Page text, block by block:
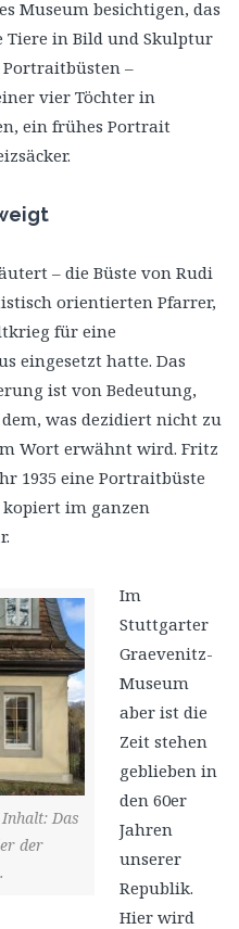
Museum besichtigen, das
Tiere in Bild und Skulptur
–
vier Töchter in
ein frühes Portrait
– die Büste von Rudi
orientierten Pfarrer,
für eine
eingesetzt hatte. Das
ist von Bedeutung,
was dezidiert nicht zu
Wort erwähnt wird. Fritz
1935 eine Portraitbüste
im ganzen
Das
der
Im
Stuttgarter
Graevenitz-
Museum
aber ist die
Zeit stehen
geblieben in
den 60er
Jahren
unserer
Republik.
Hier wird